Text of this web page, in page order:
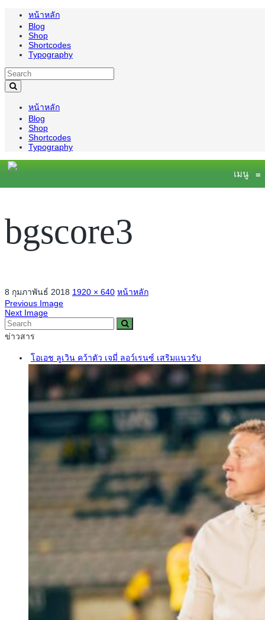
หน้าหลัก
Blog
Shop
Shortcodes
Typography
หน้าหลัก
Blog
Shop
Shortcodes
Typography
เมนู ≡
bgscore3
8 กุมภาพันธ์ 2018 1920 × 640 หน้าหลัก
Previous Image
Next Image
ข่าวสาร
โอเอช ลูเวิน คว้าตัว เจมี่ ลอว์เรนซ์ เสริมแนวรับ